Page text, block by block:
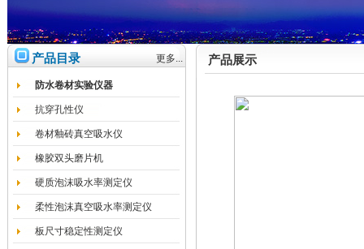
产品目录 更多...
防水卷材实验仪器
抗穿孔性仪
卷材釉砖真空吸水仪
橡胶双头磨片机
硬质泡沫吸水率测定仪
柔性泡沫真空吸水率测定仪
板尺寸稳定性测定仪
产品展示